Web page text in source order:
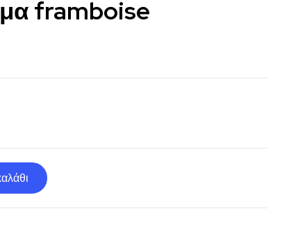
framboise